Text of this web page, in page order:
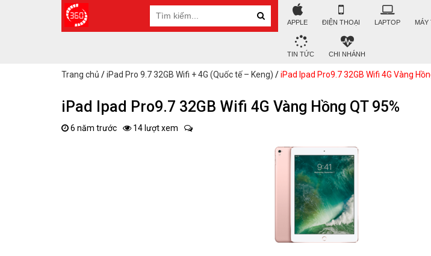
APPLE ĐIỆN THOẠI LAPTOP MÁY
TIN TỨC CHI NHÁNH
Trang chủ /iPad Pro 9.7 32GB Wifi + 4G (Quốc tế – Keng) /iPad Ipad Pro9.7 32GB Wifi 4G Vàng
iPad Ipad Pro9.7 32GB Wifi 4G Vàng Hồng QT 95%
6 năm trước 14 lượt xem